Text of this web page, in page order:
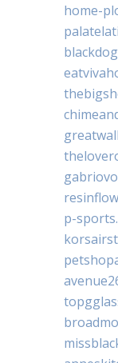
home-
p-